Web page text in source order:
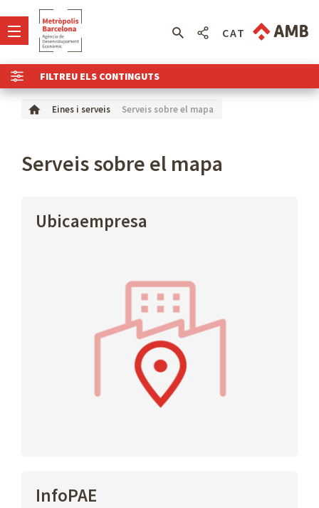
FILTREU ELS CONTINGUTS
CAT
Eines i serveis Serveis sobre el mapa
Serveis sobre el mapa
Ubicaempresa
InfoPAE